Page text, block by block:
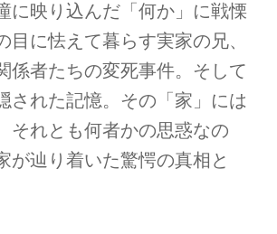
に映り込んだ「何か」に戦慄
目に怯えて暮らす実家の兄、
係者たちの変死事件。そして
された記憶。その「家」には
それとも何者かの思惑なの
が辿り着いた驚愕の真相と